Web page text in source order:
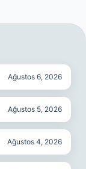
Ağustos 6, 2026
Ağustos 5, 2026
Ağustos 4, 2026